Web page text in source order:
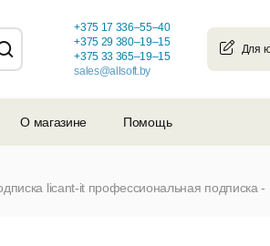
+375 17 336–55–40
+375 29 380–19–15
+375 33 365–19–15
sales@allsoft.by
О магазине Помощь